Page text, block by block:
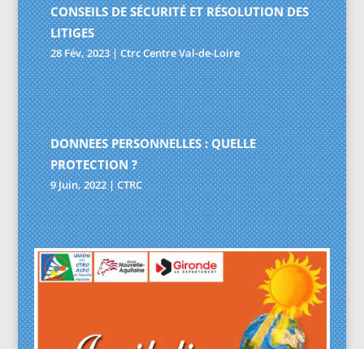
CONSEILS DE SÉCURITÉ ET RÉSOLUTION DES
LITIGES
28 Fév, 2023|Ctrc Centre Val-de-Loire
DONNEES PERSONNELLES : QUELLE
PROTECTION ?
9 Juin, 2022|CTRC